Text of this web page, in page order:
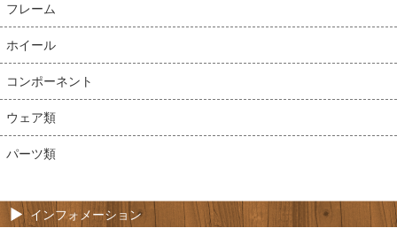
フレーム
ホイール
コンポーネント
ウェア類
パーツ類
インフォメーション